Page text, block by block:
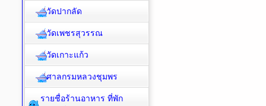
วัดปากลัด
วัดเพชรสุวรรณ
วัดเกาะแก้ว
ศาลกรมหลวงชุมพร
รายชื่อร้านอาหาร ที่พัก